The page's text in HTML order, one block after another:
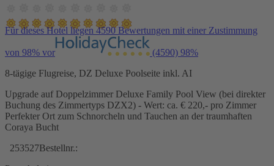
Für dieses Hotel liegen 4590 Bewertungen mit einer Zustimmung
von 98% vor (4590) 98%
8-tägige Flugreise, DZ Deluxe Poolseite inkl. AI
Upgrade auf Doppelzimmer Deluxe Family Pool View (bei direkter
Buchung des Zimmertyps DZX2) - Wert: ca. € 220,- pro Zimmer
Perfekter Ort zum Schnorcheln und Tauchen an der traumhaften
Coraya Bucht
253527Bestellnr.: